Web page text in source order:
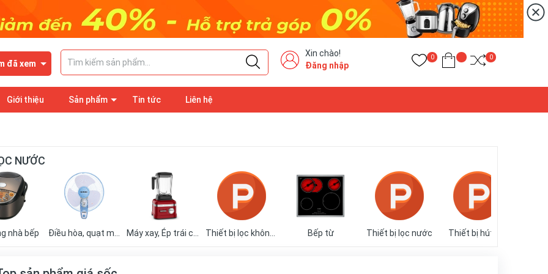
đã xem
Xin chào!
Đăng nhập
0 0
Giới thiệu Sản phẩm Tin tức Liên hệ
NƯỚC
nhà bếp Bếp từ Thiết bị lọc nước Thiết bị hút bụi